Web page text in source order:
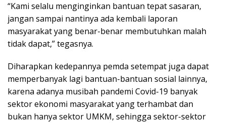
“Kami selalu menginginkan bantuan tepat sasaran,
jangan sampai nantinya ada kembali laporan
masyarakat yang benar-benar membutuhkan malah
tidak dapat,” tegasnya.
Diharapkan kedepannya pemda setempat juga dapat
memperbanyak lagi bantuan-bantuan sosial lainnya,
karena adanya musibah pandemi Covid-19 banyak
sektor ekonomi masyarakat yang terhambat dan
bukan hanya sektor UMKM, sehingga sektor-sektor